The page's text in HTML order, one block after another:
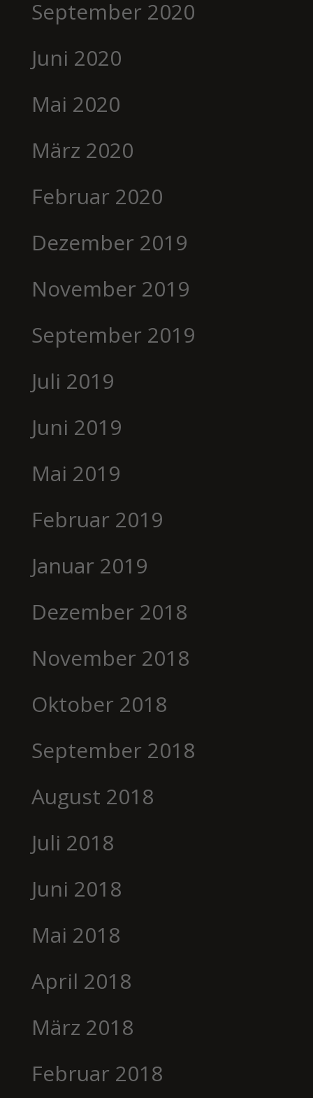
September 2020
Juni 2020
Mai 2020
März 2020
Februar 2020
Dezember 2019
November 2019
September 2019
Juli 2019
Juni 2019
Mai 2019
Februar 2019
Januar 2019
Dezember 2018
November 2018
Oktober 2018
September 2018
August 2018
Juli 2018
Juni 2018
Mai 2018
April 2018
März 2018
Februar 2018